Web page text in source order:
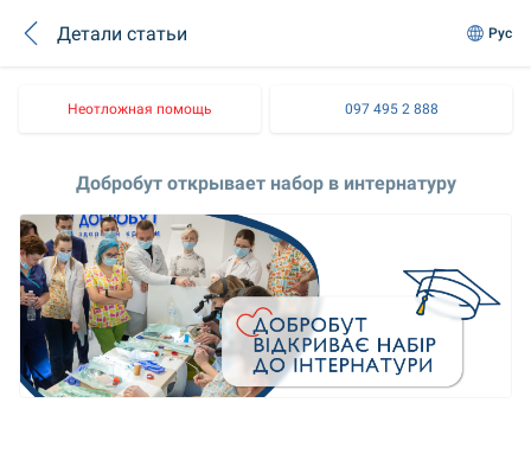
Детали статьи Рус
Неотложная помощь 097 495 2 888
Добробут открывает набор в интернатуру